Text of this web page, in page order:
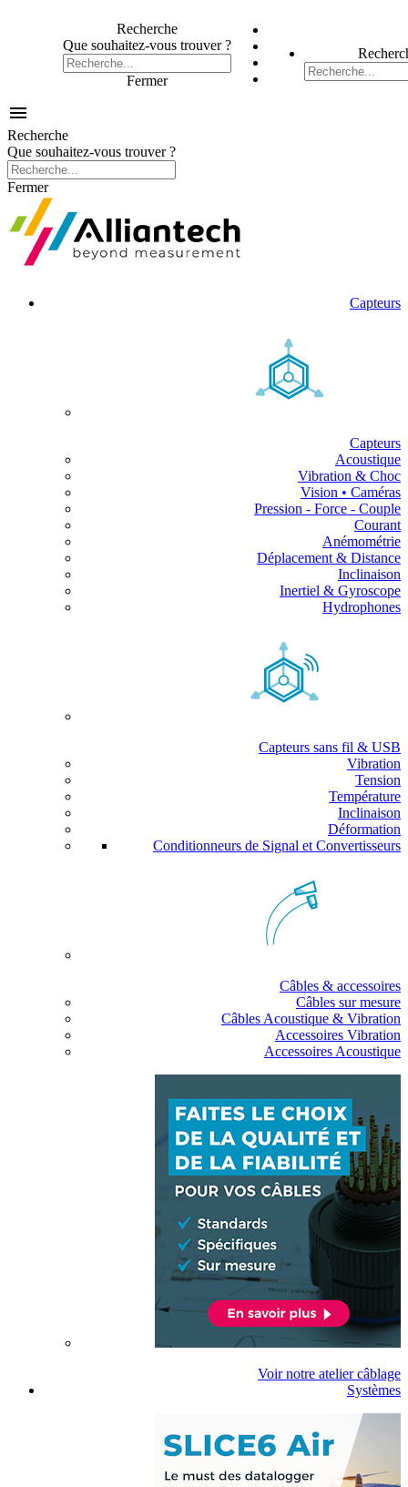
Recherche
Que souhaitez-vous trouver ?
Fermer

Recherche
Que souhaitez-vous trouver ?
Fermer
Capteurs
Capteurs
Acoustique
Vibration & Choc
Vision • Caméras
Pression - Force - Couple
Courant
Anémométrie
Déplacement & Distance
Inclinaison
Inertiel & Gyroscope
Hydrophones
Capteurs sans fil & USB
Vibration
Tension
Température
Inclinaison
Déformation
Conditionneurs de Signal et Convertisseurs
Câbles & accessoires
Câbles sur mesure
Câbles Acoustique & Vibration
Accessoires Vibration
Accessoires Acoustique
Voir notre atelier câblage
Systèmes